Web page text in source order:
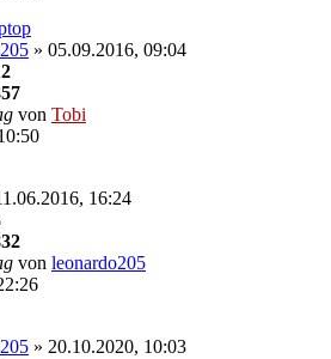
» 05.09.2016, 09:04
von Tobi
16:24
von leonardo205
» 20.10.2020, 10:03